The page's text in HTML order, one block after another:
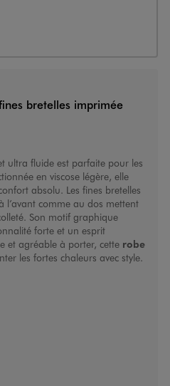
bretelles imprimée
ultra fluide est parfaite pour les
en viscose légère, elle
absolu. Les fines bretelles
l’avant comme au dos mettent
Son motif graphique
forte et un esprit
et agréable à porter, cette robe
les fortes chaleurs avec style.